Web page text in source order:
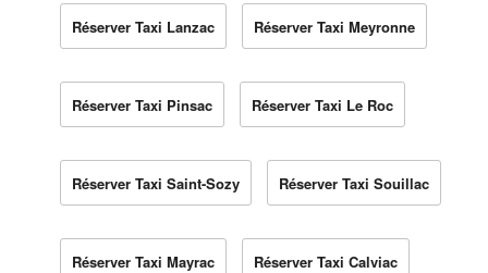
Réserver Taxi Lanzac Réserver Taxi Meyronne
Réserver Taxi Pinsac Réserver Taxi Le Roc
Réserver Taxi Saint-Sozy Réserver Taxi Souillac
Réserver Taxi Mayrac Réserver Taxi Calviac